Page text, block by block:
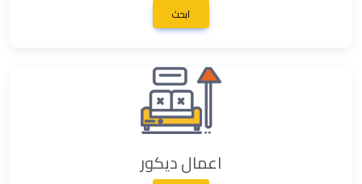
ابحث
اعمال ديكور